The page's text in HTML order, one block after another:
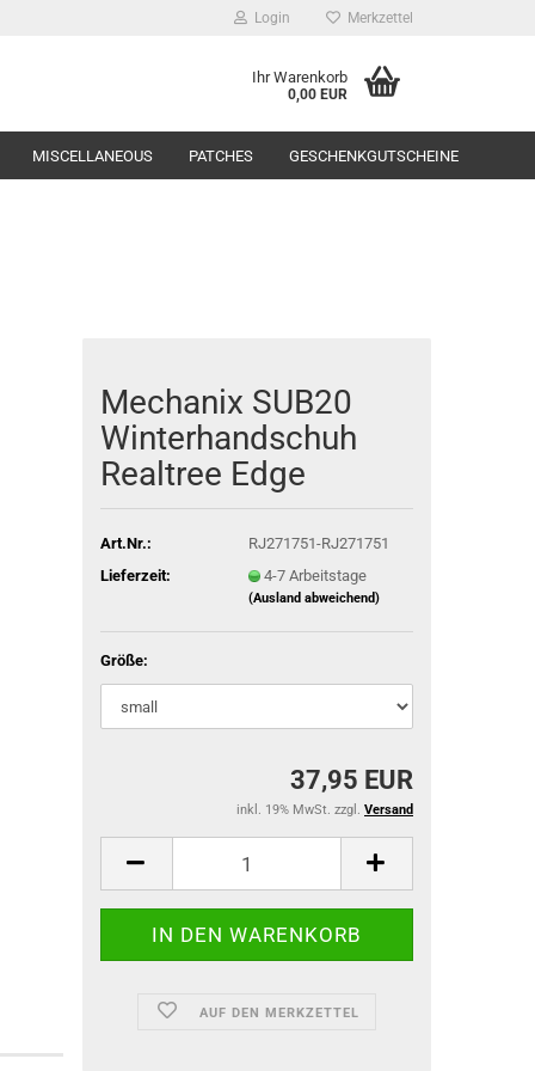
Login Merkzettel
Ihr Warenkorb
0,00 EUR
MISCELLANEOUS PATCHES GESCHENKGUTSCHEINE
Mechanix SUB20
Winterhandschuh
Realtree Edge
Art.Nr.:
RJ271751-RJ271751
Lieferzeit:
4-7 Arbeitstage
(Ausland abweichend)
Größe:
37,95 EUR
inkl. 19% MwSt. zzgl. Versand
AUF DEN MERKZETTEL